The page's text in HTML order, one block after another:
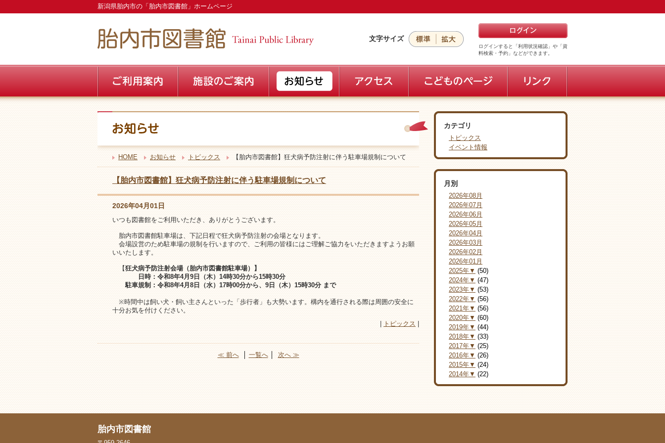
新潟県胎内市の「胎内市図書館」ホームページ
文字サイズ
ログインすると「利用状況確認」や「資
料検索・予約」などができます。
HOME お知らせ トピックス 【胎内市図書館】狂犬病予防注射に伴う駐車場規制について
【胎内市図書館】狂犬病予防注射に伴う駐車場規制について
2026年04月01日
いつも図書館をご利用いただき、ありがとうございます。
胎内市図書館駐車場は、下記日程で狂犬病予防注射の会場となります。
会場設営のため駐車場の規制を行いますので、ご利用の皆様にはご理解ご協力をいただきますようお願
いいたします。
【狂犬病予防注射会場（胎内市図書館駐車場）】
日時：令和8年4月9日（木）14時30分から15時30分
駐車規制：令和8年4月8日（水）17時00分から、9日（木）15時30分 まで
※時間中は飼い犬・飼い主さんといった「歩行者」も大勢います。構内を通行される際は周囲の安全に
十分お気を付けください。
トピックス
≪ 前へ│ 一覧へ│ 次へ ≫
カテゴリ
トピックス
イベント情報
月別
2026年08月
2026年07月
2026年06月
2026年05月
2026年04月
2026年03月
2026年02月
2026年01月
2025年▼ (50)
2024年▼ (47)
2023年▼ (53)
2022年▼ (56)
2021年▼ (56)
2020年▼ (60)
2019年▼ (44)
2018年▼ (33)
2017年▼ (25)
2016年▼ (26)
2015年▼ (24)
2014年▼ (22)
胎内市図書館